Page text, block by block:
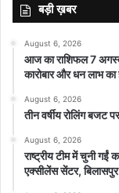
रियाद
बोली लगाने के इरादे
घोषणा पर हस्ताक्षर किए।
सऊदी अरब ने इससे
की घोषणा की और अब
सैफ ने कहा कि फीफा
बड़ी ख़बर
August 6, 2026
आज का राशिफल 7
कारोबार और धन लाभ का
August 6, 2026
तीन वर्षीय रोलिंग बजट
August 6, 2026
राष्ट्रीय टीम में चुनी गईं
एक्सीलेंस सेंटर, बिलासपुर